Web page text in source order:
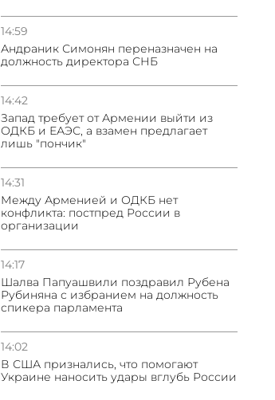
14:59
Андраник Симонян переназначен на
должность директора СНБ
14:42
Запад требует от Армении выйти из
ОДКБ и ЕАЭС, а взамен предлагает
лишь "пончик"
14:31
Между Арменией и ОДКБ нет
конфликта: постпред России в
организации
14:17
Шалва Папуашвили поздравил Рубена
Рубиняна с избранием на должность
спикера парламента
14:02
В США признались, что помогают
Украине наносить удары вглубь России